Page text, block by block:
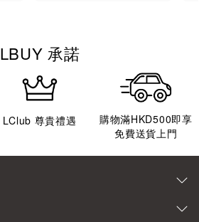
LBUY 承諾
LClub 尊貴禮遇
購物滿HKD500即享
免費送貨上門